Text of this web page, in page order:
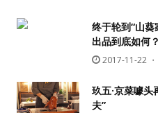
终于轮到“山
出品到底如何？
2017-11-22 ・
玖五·京菜噱
夫”